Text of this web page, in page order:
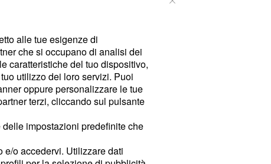
alle tue esigenze di
che si occupano di analisi dei
caratteristiche del tuo dispositivo,
utilizzo dei loro servizi. Puoi
oppure personalizzare le tue
terzi, cliccando sul pulsante
impostazioni predefinite che
e/o accedervi. Utilizzare dati